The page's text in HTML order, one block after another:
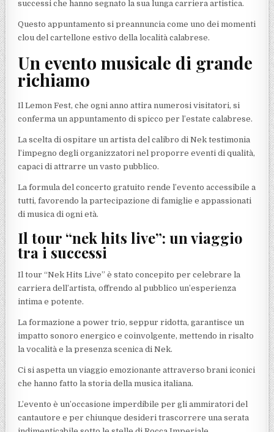
successi che hanno segnato la sua lunga carriera artistica.
Questo appuntamento si preannuncia come uno dei momenti
clou del cartellone estivo della località calabrese.
Un evento musicale di grande
richiamo
Il Lemon Fest, che ogni anno attira numerosi visitatori, si
conferma un appuntamento di spicco per l’estate calabrese.
La scelta di ospitare un artista del calibro di Nek testimonia
l’impegno degli organizzatori nel proporre eventi di qualità,
capaci di attrarre un vasto pubblico.
La formula del concerto gratuito rende l’evento accessibile a
tutti, favorendo la partecipazione di famiglie e appassionati
di musica di ogni età.
Il tour “nek hits live”: un viaggio
tra i successi
Il tour “Nek Hits Live” è stato concepito per celebrare la
carriera dell’artista, offrendo al pubblico un’esperienza
intima e potente.
La formazione a power trio, seppur ridotta, garantisce un
impatto sonoro energico e coinvolgente, mettendo in risalto
la vocalità e la presenza scenica di Nek.
Ci si aspetta un viaggio emozionante attraverso brani iconici
che hanno fatto la storia della musica italiana.
L’evento è un’occasione imperdibile per gli ammiratori del
cantautore e per chiunque desideri trascorrere una serata